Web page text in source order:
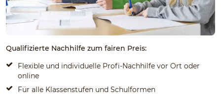
Qualifizierte Nachhilfe zum fairen Preis:
Flexible und individuelle Profi-Nachhilfe vor Ort oder
online
Für alle Klassenstufen und Schulformen